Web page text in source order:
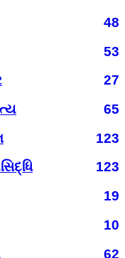
48
53
27
65
123
123
19
10
62